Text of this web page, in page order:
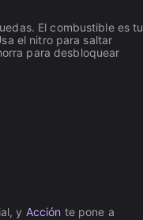
El combustible es tu
el nitro para saltar
para desbloquear
y Acción te pone a